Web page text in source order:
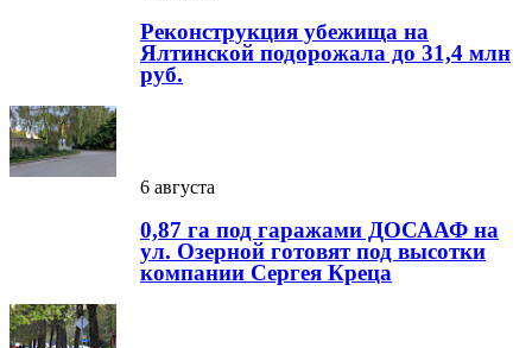
Реконструкция убежища на
Ялтинской подорожала до 31,4 млн
руб.
6 августа
0,87 га под гаражами ДОСААФ на
ул. Озерной готовят под высотки
компании Сергея Креца